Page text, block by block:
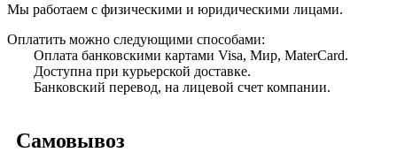
Мы работаем с физическими и юридическими лицами.
Оплатить можно следующими способами:
Оплата банковскими картами Visa, Мир, MaterCard.
Доступна при курьерской доставке.
Банковский перевод, на лицевой счет компании.
Самовывоз